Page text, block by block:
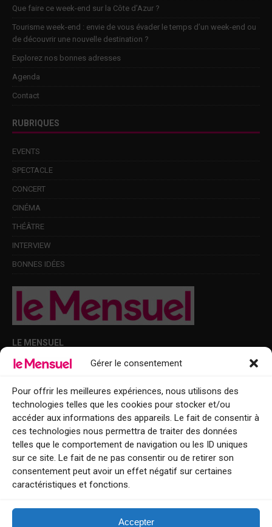
Gérer le consentement
Pour offrir les meilleures expériences, nous utilisons des
technologies telles que les cookies pour stocker et/ou
accéder aux informations des appareils. Le fait de consentir à
ces technologies nous permettra de traiter des données
telles que le comportement de navigation ou les ID uniques
sur ce site. Le fait de ne pas consentir ou de retirer son
consentement peut avoir un effet négatif sur certaines
caractéristiques et fonctions.
Accepter
Que faire ce week-end sur la Côte d’Azur ?
Tourisme week-end : envie de vous évader le temps d’un week-end ou
de découvrir une nouvelle destination ?
Explorez nos bonnes adresses
Agenda
Contact
RUBRIQUES
EVENTS
SPECTACLE
CONCERT
CINÉMA
THÉÂTRE
INTERVIEW
BONNES IDÉES
LE MENSUEL
Points de diffusion Var et Alpes-Maritimes : oû trouver Le Mensuel ?
Le Mensuel en PDF : consultez le magazine en ligne
Qui sommes-nous ?
BFM Top Sorties
EVENT
Tourisme week-end : envie de vous évader le temps d’un week-end ou
Explorez nos bonnes adresses